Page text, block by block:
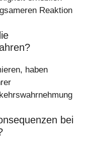
Reaktion
haben
bei